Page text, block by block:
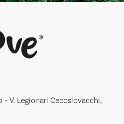
- V. Legionari Cecoslovacchi,